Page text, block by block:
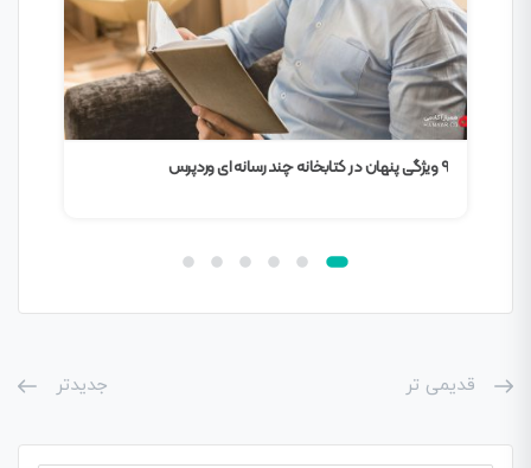
افزودن دکمه تماس در سایت وردپرسی
قدیمی تر جدیدتر